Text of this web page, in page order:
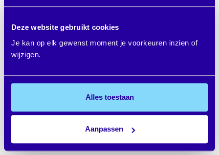
Deze website gebruikt cookies
Je kan op elk gewenst moment je voorkeuren inzien of
wijzigen.
Alles toestaan
Aanpassen
klantgerichtheid of barista-taken.
Een overzicht van al deze opleidingen vind je hier!
Let op! Je kunt de vergoedingen van Doorzaam
alleen inzetten bij opleiders die aantoonbaar
Deel dit artikel via socials: